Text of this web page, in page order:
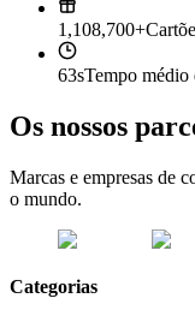
1,108,700+
63sTempo médio
Os nossos
Marcas e empresas de
o mundo.
Categorias